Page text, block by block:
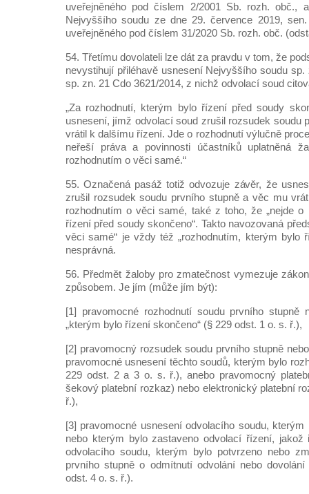
uveřejněného pod číslem 2/2001 Sb. rozh. obč.,
Nejvyššího soudu ze dne 29. července 2019,
uveřejněného pod číslem 31/2020 Sb. rozh. obč.
54. Třetímu dovolateli lze dát za pravdu v tom, že
nevystihují přiléhavě usnesení Nejvyššího soudu sp.
sp. zn. 21 Cdo 3621/2014, z nichž odvolací soud
„Za rozhodnutí, kterým bylo řízení před soudy
usnesení, jímž odvolací soud zrušil rozsudek soudu
vrátil k dalšímu řízení. Jde o rozhodnutí výlučně
neřeší práva a povinnosti účastníků uplatněná
rozhodnutím o věci samé.“
55. Označená pasáž totiž odvozuje závěr, že
zrušil rozsudek soudu prvního stupně a věc mu
rozhodnutím o věci samé, také z toho, že „nejde o
řízení před soudy skončeno“. Takto navozovaná
věci samé“ je vždy též „rozhodnutím, kterým bylo
nesprávná.
56. Předmět žaloby pro zmatečnost vymezuje
způsobem. Je jím (může jím být):
[1] pravomocné rozhodnutí soudu prvního stupně
„kterým bylo řízení skončeno“ (§ 229 odst. 1 o. s. ř.),
[2] pravomocný rozsudek soudu prvního stupně
pravomocné usnesení těchto soudů, kterým bylo
229 odst. 2 a 3 o. s. ř.), anebo pravomocný
šekový platební rozkaz) nebo elektronický platební
ř.),
[3] pravomocné usnesení odvolacího soudu, kterým
nebo kterým bylo zastaveno odvolací řízení, jakož
odvolacího soudu, kterým bylo potvrzeno nebo
prvního stupně o odmítnutí odvolání nebo
odst. 4 o. s. ř.).